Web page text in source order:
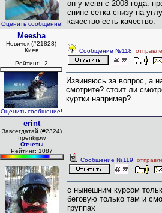
Оценить сообщение!
он у меня с 2008 года.
спине сетка снизу на
качество есть качество.
Meesha
Новичок (#21828)
Киев
Рейтинг: -2
Оценить сообщение!
Сообщение №118 ,
Извиняюсь за вопрос, а
cмотрите? стоит ли
куртки например?
erint
Завсегдатай (#2324)
Irpeńkijow
Отчеты
Рейтинг: 1087
Сообщение №119 ,
c нынешним курсом
беговую только там и
группах